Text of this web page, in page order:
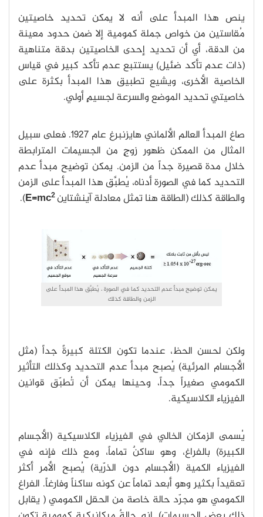
ينص هذا المبدأ على أنه لا يمكن تحديد خاصيتين
مُقاستين من خواص جملة كمومية إلا ضمن حدود معينة
من الدقة، أي أن تحديد إحدى الخاصيتين بدقة متناهية
(ذات عدم تأكد ضئيل) يستتبع عدم تأكد كبير في قياس
الخاصية الأخرى، ويشيع تطبيق هذا المبدأ بكثرة على
خاصيتي تحديد الموضع والسرعة لجسيمٍ أولي.
صاغ المبدأ العالم الألماني هايزنبرغ عام 1927. فعلى سبيل
المثال من الممكن ظهور زوجٍ من الجسيمات المترابطة
خلال مدة قصيرة جداً من الزمن. يمكن توضيح مبدأ عدم
التحديد كما في الصورة أدناه، يُطبَّق هذا المبدأ على الزمن
والطاقة كذلك (الطاقة هنا تمثل معادلة آينشتاين E=mc2
).
يمكن توضيح مبدأ عدم التحديد كما في الصورة ، يُطبَّق هذا المبدأ على
الزمن والطاقة كذلك
ولكن لحسن الحظ، عندما تكون الكتلة كبيرةً جداً (مثل
الأجسام المرئية) يُصبح مبدأ عدم التحديد وكذلك التأثير
الكمومي صغيراً جداً، وحينها يمكن أن تُطبّق قوانين
الفيزياء الكلاسيكية.
يُسمى الزمكان الخالي في الفيزياء الكلاسيكية (الأجسام
الكبيرة) بالفراغ، وهو ساكنٌ تماماً، ومع ذلك فإنه في
الفيزياء الكمية (الأجسام دون الذرّية) يُصبح الأمر أكثر
تعقيداً بكثير وهو أبعد تماماً عن كونه ساكناً وفارغاً. الفراغ
الكمومي هو مجرّد حالة خاصة من الحقل الكمومي ( يقابل